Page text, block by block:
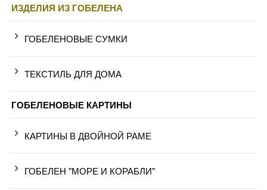
ИЗДЕЛИЯ ИЗ ГОБЕЛЕНА
ГОБЕЛЕНОВЫЕ СУМКИ
ТЕКСТИЛЬ ДЛЯ ДОМА
ГОБЕЛЕНОВЫЕ КАРТИНЫ
КАРТИНЫ В ДВОЙНОЙ РАМЕ
ГОБЕЛЕН "МОРЕ И КОРАБЛИ"